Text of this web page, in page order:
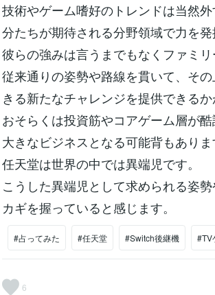
技術やゲーム嗜好のトレンドは当然
分たちが期待される分野領域で力を発
彼らの強みは言うまでもなくファミリ
従来通りの姿勢や路線を貫いて、そ
きる新たなチャレンジを提供できるか
おそらくは投資筋やコアゲーム層が
大きなビジネスとなる可能背もありま
任天堂は世界の中では異端児です。
こうした異端児として求められる姿
カギを握っていると感じます。
#占ってみた #任天堂 #Switch後継機 #TV
6